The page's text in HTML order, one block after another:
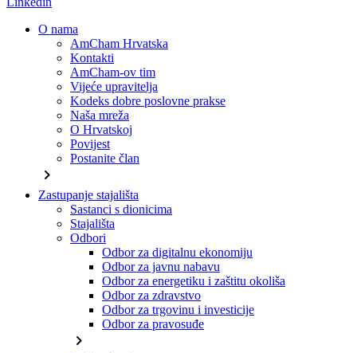
O nama
AmCham Hrvatska
Kontakti
AmCham-ov tim
Vijeće upravitelja
Kodeks dobre poslovne prakse
Naša mreža
O Hrvatskoj
Povijest
Postanite član
chevron_right
Zastupanje stajališta
Sastanci s dionicima
Stajališta
Odbori
Odbor za digitalnu ekonomiju
Odbor za javnu nabavu
Odbor za energetiku i zaštitu okoliša
Odbor za zdravstvo
Odbor za trgovinu i investicije
Odbor za pravosuđe
chevron_right